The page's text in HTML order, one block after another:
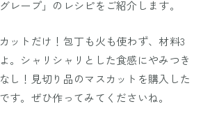
レープ」のレシピをご紹介します。
ットだけ！包丁も火も使わず、材料3
。シャリシャリとした食感にやみつき
し！見切り品のマスカットを購入した
す。ぜひ作ってみてくださいね。